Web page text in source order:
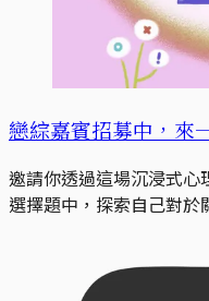
戀綜嘉賓招募中，來
邀請你透過這場沉浸式心
選擇題中，探索自己對於